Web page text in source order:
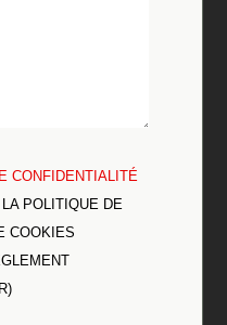
CONFIDENTIALITÉ
POLITIQUE DE
COOKIES